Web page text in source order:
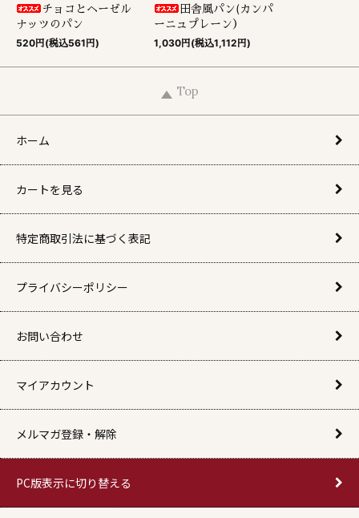
チョコとヘーゼル
ナッツのパン
520円(税込561円)
田舎風パン(カンパ
ーニュプレーン）
1,030円(税込1,112円)
Top
ホーム
カートを見る
特定商取引法に基づく表記
プライバシーポリシー
お問い合わせ
マイアカウント
メルマガ登録・解除
PC版表示に切り替える